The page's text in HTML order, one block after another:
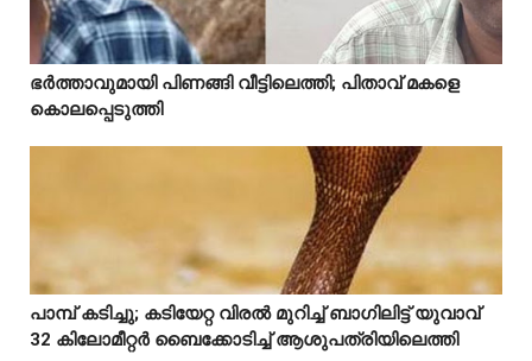
  
ഭർത്താവുമായി പിണങ്ങി വീട്ടിലെത്തി; പിതാവ് മകളെ
കൊലപ്പെടുത്തി
  
Mostreaded
പാമ്പ് കടിച്ചു; കടിയേറ്റ വിരൽ മുറിച്ച് ബാഗിലിട്ട് യുവാവ്
32 കിലോമീറ്റർ ബൈക്കോടിച്ച് ആശുപത്രിയിലെത്തി